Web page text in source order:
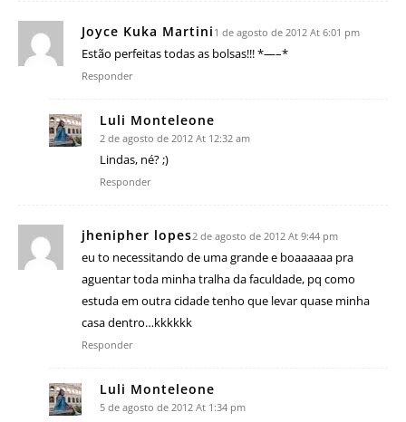
Joyce Kuka Martini 1 de agosto de 2012 At 6:01 pm
Estão perfeitas todas as bolsas!!! *—–*
Responder
Luli Monteleone
2 de agosto de 2012 At 12:32 am
Lindas, né? ;)
Responder
jhenipher lopes2 de agosto de 2012 At 9:44 pm
eu to necessitando de uma grande e boaaaaaa pra
aguentar toda minha tralha da faculdade, pq como
estuda em outra cidade tenho que levar quase minha
casa dentro…kkkkkk
Responder
Luli Monteleone
5 de agosto de 2012 At 1:34 pm